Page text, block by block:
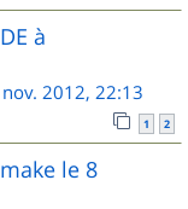
à
2012, 22:13
1 2
le 8